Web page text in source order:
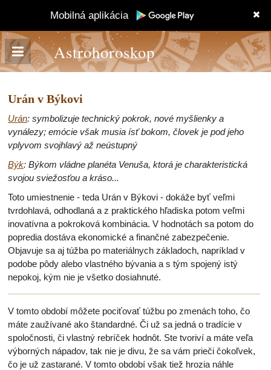
Mobilná aplikácia
Astrohoroskop
Urán v Býkovi
Urán: symbolizuje technický pokrok, nové myšlienky a
vynálezy; emócie však musia ísť bokom, človek je pod jeho
vplyvom svojhlavý až neústupný
Býk: Býkom vládne planéta Venuša, ktorá je charakteristická
svojou sviežosťou a kráso...
Toto umiestnenie - teda Urán v Býkovi - dokáže byť veľmi
tvrdohlavá, odhodlaná a z praktického hľadiska potom veľmi
inovatívna a pokroková kombinácia. V hodnotách sa potom do
popredia dostáva ekonomické a finančné zabezpečenie.
Objavuje sa aj túžba po materiálnych základoch, napríklad v
podobe pôdy alebo vlastného bývania a s tým spojený istý
nepokoj, kým nie je všetko dosiahnuté.
V tomto období môžete pociťovať túžbu po zmenách toho, čo
máte zaužívané ako štandardné. Či už sa jedná o tradície v
spoločnosti, či vlastný rebríček hodnôt. Ste tvoriví a máte veľa
výborných nápadov, tak nie je divu, že sa vám prieči čokoľvek,
čo je už zastarané. V tomto období však tiež hrozia náhle